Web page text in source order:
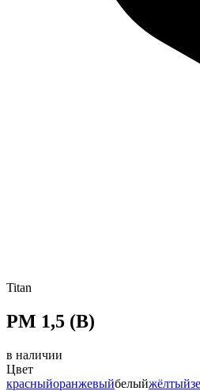
Titan
PM 1,5 (B)
в наличии
Цвет
красныйоранжевыйбелыйжёлтый